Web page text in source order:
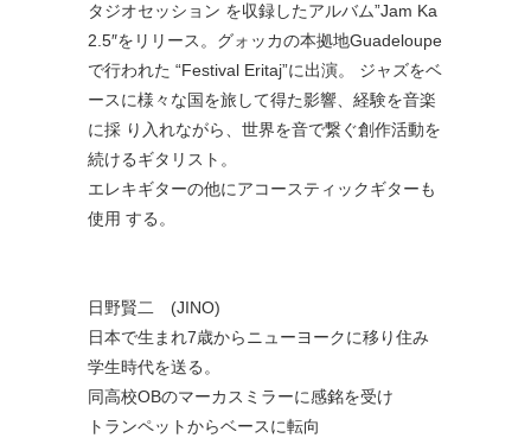
タジオセッション を収録したアルバム”Jam Ka
2.5″をリリース。グォッカの本拠地Guadeloupe
で行われた “Festival Eritaj”に出演。 ジャズをベ
ースに様々な国を旅して得た影響、経験を音楽
に採 り入れながら、世界を音で繋ぐ創作活動を
続けるギタリスト。
エレキギターの他にアコースティックギターも
使用 する。
日野賢二 (JINO)
日本で生まれ7歳からニューヨークに移り住み
学生時代を送る。
同高校OBのマーカスミラーに感銘を受け
トランペットからベースに転向